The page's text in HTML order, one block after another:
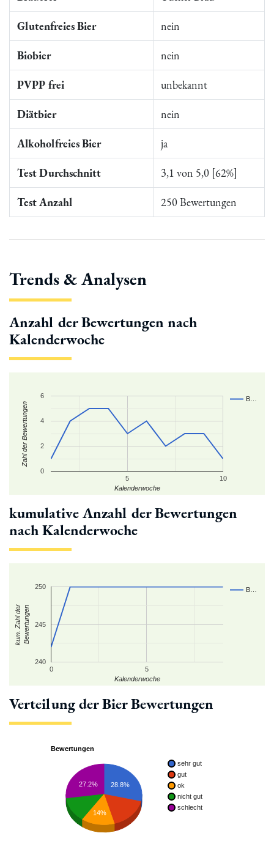
Glutenfreies Bier nein
Biobier nein
PVPP frei unbekannt
Diätbier nein
Alkoholfreies Bier ja
Test Durchschnitt 3,1 von 5,0 [62%]
Test Anzahl 250 Bewertungen
Trends & Analysen
Anzahl der Bewertungen nach
Kalenderwoche
B…
5 10
0
2
4
6
Kalenderwoche
Zahl der Bewertungen
kumulative Anzahl der Bewertungen
nach Kalenderwoche
B…
0 5
240
245
250
Kalenderwoche
kum. Zahl derBewertungen
Verteilung der Bier Bewertungen
Bewertungen
sehr gut
gut
ok
nicht gut
schlecht
28.8%
27.2%
14%